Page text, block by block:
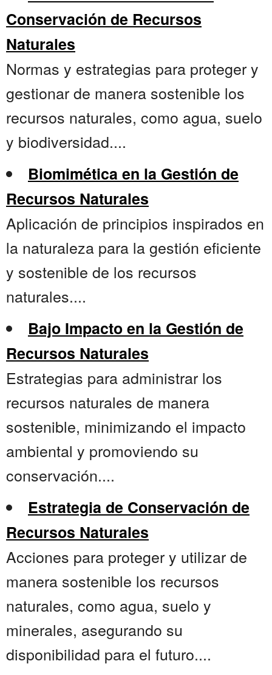
Conservación de Recursos
Naturales
Normas y estrategias para proteger y
gestionar de manera sostenible los
recursos naturales, como agua, suelo
y biodiversidad....
Biomimética en la Gestión de
Recursos Naturales
Aplicación de principios inspirados en
la naturaleza para la gestión eficiente
y sostenible de los recursos
naturales....
Bajo Impacto en la Gestión de
Recursos Naturales
Estrategias para administrar los
recursos naturales de manera
sostenible, minimizando el impacto
ambiental y promoviendo su
conservación....
Estrategia de Conservación de
Recursos Naturales
Acciones para proteger y utilizar de
manera sostenible los recursos
naturales, como agua, suelo y
minerales, asegurando su
disponibilidad para el futuro....